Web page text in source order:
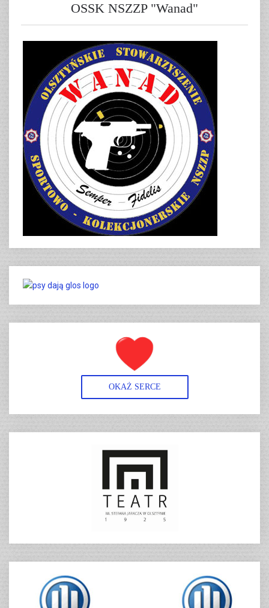
OSSK NSZZP "Wanad"
OKAŻ SERCE